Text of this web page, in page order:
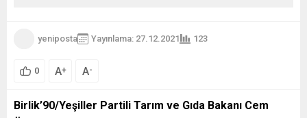
yeniposta Yayınlama: 27.12.2021 123
0 A+ A-
Birlik’90/Yeşiller Partili Tarım ve Gıda Bakanı Cem